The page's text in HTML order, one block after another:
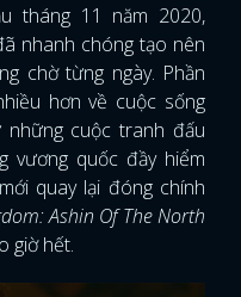
tháng 11 năm 2020,
nhanh chóng tạo nên
chờ từng ngày. Phần
hơn về cuộc sống
những cuộc tranh đấu
vương quốc đầy hiểm
quay lại đóng chính
Ashin Of The North
giờ hết.